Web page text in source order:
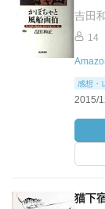
吉田
14
感想・
2015/
猫下